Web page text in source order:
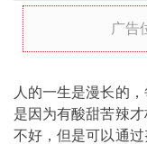
广告
人的一生是漫长的
是因为有酸甜苦辣
不好，但是可以通